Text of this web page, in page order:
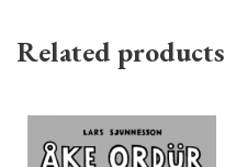
Related products